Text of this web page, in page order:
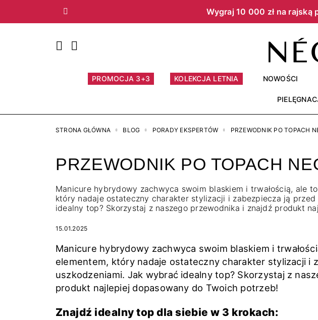
Wygraj 10 000 zł na rajską
Poprzedni
PROMOCJA 3+3 KOLEKCJA LETNIA NOWOŚCI
STRONA GŁÓWNA BLOG PORADY EKSPERTÓW PRZEWODNIK PO TOPACH
PRZEWODNIK PO TOPACH
Manicure hybrydowy zachwyca swoim blaskiem i trwałością, ale
który nadaje ostateczny charakter stylizacji i zabezpiecza ją
idealny top? Skorzystaj z naszego przewodnika i znajdź produkt
15.01.2025
Manicure hybrydowy zachwyca swoim blaskiem i
elementem, który nadaje ostateczny charakter stylizacji i
uszkodzeniami. Jak wybrać idealny top? Skorzystaj z
produkt najlepiej dopasowany do Twoich potrzeb!
Znajdź idealny top dla siebie w 3 krokach: